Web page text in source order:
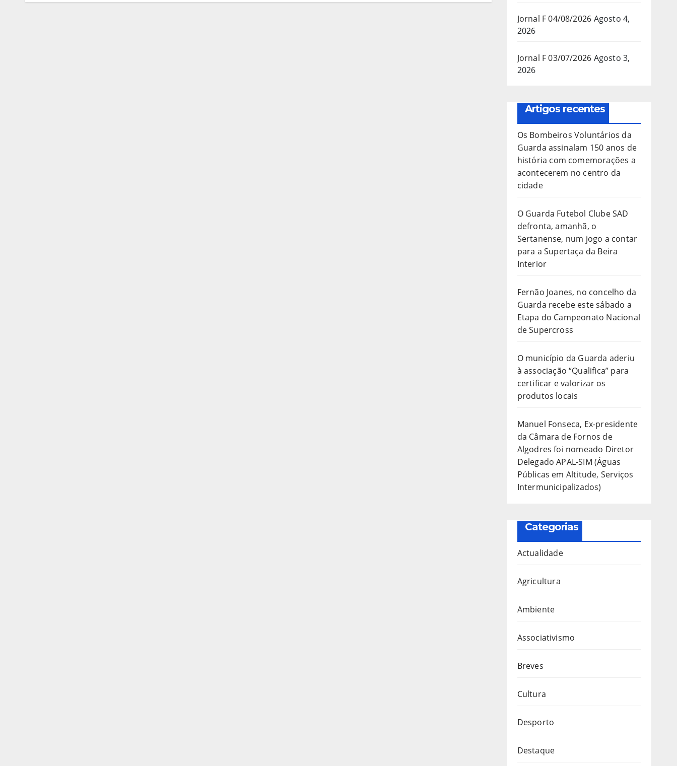
Jornal F 04/08/2026 Agosto 4,
2026
Jornal F 03/07/2026 Agosto 3,
2026
Artigos recentes
Os Bombeiros Voluntários da
Guarda assinalam 150 anos de
história com comemorações a
acontecerem no centro da
cidade
O Guarda Futebol Clube SAD
defronta, amanhã, o
Sertanense, num jogo a contar
para a Supertaça da Beira
Interior
Fernão Joanes, no concelho da
Guarda recebe este sábado a
Etapa do Campeonato Nacional
de Supercross
O município da Guarda aderiu
à associação “Qualifica” para
certificar e valorizar os
produtos locais
Manuel Fonseca, Ex-presidente
da Câmara de Fornos de
Algodres foi nomeado Diretor
Delegado APAL-SIM (Águas
Públicas em Altitude, Serviços
Intermunicipalizados)
Categorias
Actualidade
Agricultura
Ambiente
Associativismo
Breves
Cultura
Desporto
Destaque